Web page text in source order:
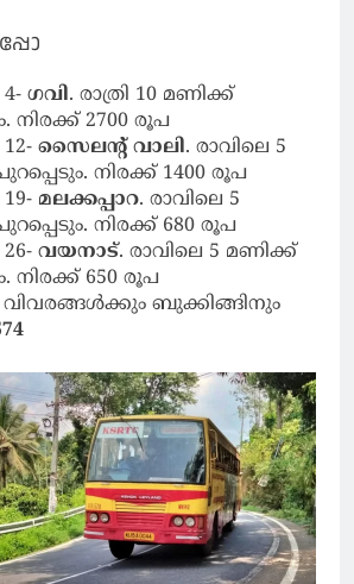
ഗവി. രാത്രി 10 മണിക്ക്
നിരക്ക് 2700 രൂപ
സൈലന്റ് വാലി. രാവിലെ 5
നിരക്ക് 1400 രൂപ
മലക്കപ്പാറ. രാവിലെ 5
നിരക്ക് 680 രൂപ
വയനാട്. രാവിലെ 5 മണിക്ക്
നിരക്ക് 650 രൂപ
ബുക്കിങ്ങിനും